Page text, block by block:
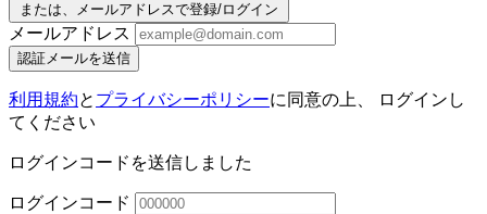
または、メールアドレスで登録/ログイン
メールアドレス
認証メールを送信
利用規約と プライバシーポリシーに同意の上、 ログインし
てください
ログインコードを送信しました
ログインコード